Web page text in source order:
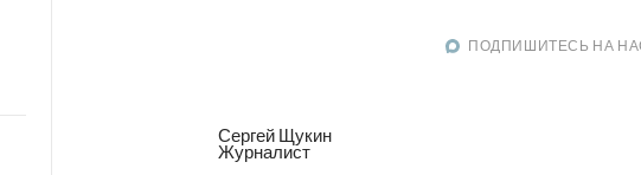
ПОДПИШИТЕСЬ НА
Сергей Щукин
Журналист